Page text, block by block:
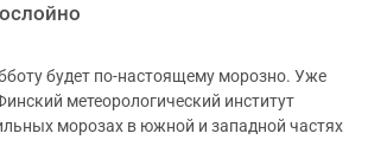
будет по-настоящему морозно. Уже
метеорологический институт
морозах в южной и западной частях